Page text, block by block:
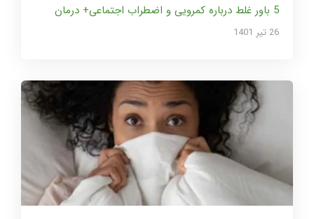
5 باور غلط درباره کمرویی و اضطراب اجتماعی+ درمان
26 تير 1401